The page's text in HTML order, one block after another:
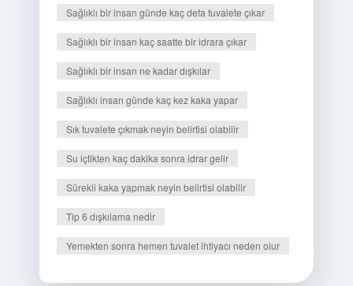
Sağlıklı bir insan günde kaç defa tuvalete çıkar
Sağlıklı bir insan kaç saatte bir idrara çıkar
Sağlıklı bir insan ne kadar dışkılar
Sağlıklı insan günde kaç kez kaka yapar
Sık tuvalete çıkmak neyin belirtisi olabilir
Su içtikten kaç dakika sonra idrar gelir
Sürekli kaka yapmak neyin belirtisi olabilir
Tip 6 dışkılama nedir
Yemekten sonra hemen tuvalet ihtiyacı neden olur